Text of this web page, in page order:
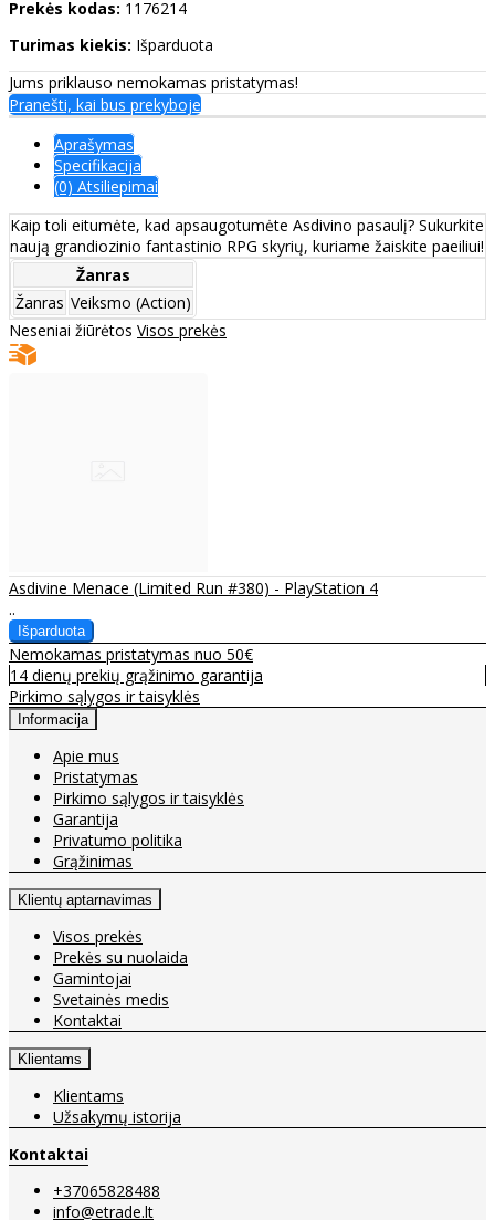
Prekės kodas: 1176214
Turimas kiekis: Išparduota
Jums priklauso nemokamas pristatymas!
Pranešti, kai bus prekyboje
Aprašymas
Specifikacija
(0) Atsiliepimai
Kaip toli eitumėte, kad apsaugotumėte Asdivino pasaulį? Sukurkite
naują grandiozinio fantastinio RPG skyrių, kuriame žaiskite paeiliui!
Žanras
Žanras Veiksmo (Action)
Neseniai žiūrėtos Visos prekės
Asdivine Menace (Limited Run #380) - PlayStation 4
..
Nemokamas pristatymas nuo 50€
14 dienų prekių grąžinimo garantija
Pirkimo sąlygos ir taisyklės
Informacija
Apie mus
Pristatymas
Pirkimo sąlygos ir taisyklės
Garantija
Privatumo politika
Grąžinimas
Klientų aptarnavimas
Visos prekės
Prekės su nuolaida
Gamintojai
Svetainės medis
Kontaktai
Klientams
Klientams
Užsakymų istorija
Kontaktai
+37065828488
info@etrade.lt